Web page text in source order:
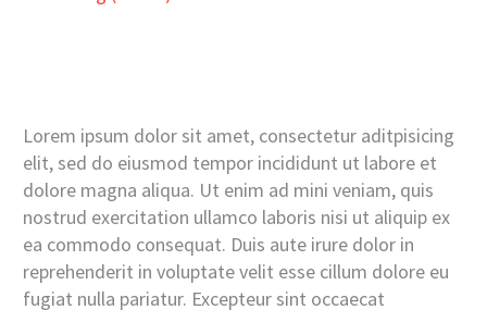
Lorem ipsum dolor sit amet, consectetur aditpisicing
elit, sed do eiusmod tempor incididunt ut labore et
dolore magna aliqua. Ut enim ad mini veniam, quis
nostrud exercitation ullamco laboris nisi ut aliquip ex
ea commodo consequat. Duis aute irure dolor in
reprehenderit in voluptate velit esse cillum dolore eu
fugiat nulla pariatur. Excepteur sint occaecat